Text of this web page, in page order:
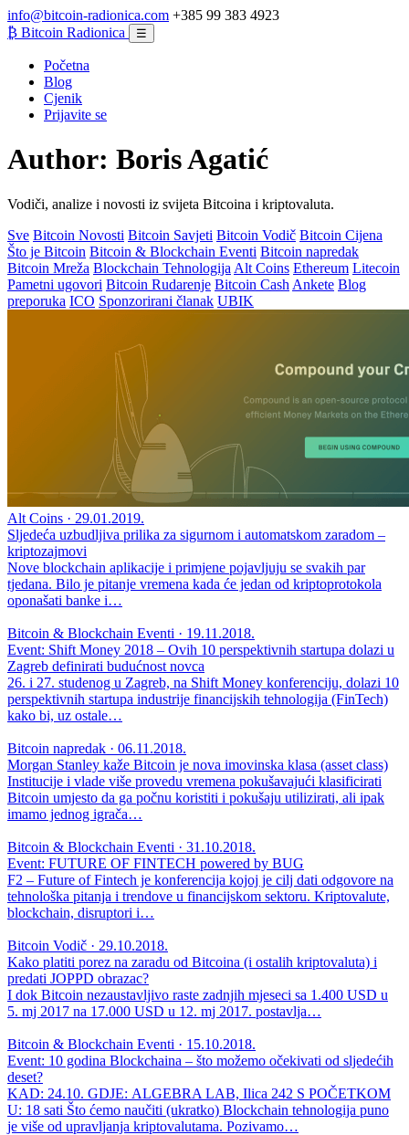
info@bitcoin-radionica.com +385 99 383 4923
₿ Bitcoin Radionica ☰
Početna
Blog
Cjenik
Prijavite se
Author: Boris Agatić
Vodiči, analize i novosti iz svijeta Bitcoina i kriptovaluta.
Sve Bitcoin Novosti Bitcoin Savjeti Bitcoin Vodič Bitcoin Cijena
Što je Bitcoin Bitcoin & Blockchain Eventi Bitcoin napredak
Bitcoin Mreža Blockchain Tehnologija Alt Coins Ethereum Litecoin
Pametni ugovori Bitcoin Rudarenje Bitcoin Cash Ankete Blog
preporuka ICO Sponzorirani članak UBIK
Alt Coins · 29.01.2019.
Sljedeća uzbudljiva prilika za sigurnom i automatskom zaradom –
kriptozajmovi
Nove blockchain aplikacije i primjene pojavljuju se svakih par
tjedana. Bilo je pitanje vremena kada će jedan od kriptoprotokola
oponašati banke i…
Bitcoin & Blockchain Eventi · 19.11.2018.
Event: Shift Money 2018 – Ovih 10 perspektivnih startupa dolazi u
Zagreb definirati budućnost novca
26. i 27. studenog u Zagreb, na Shift Money konferenciju, dolazi 10
perspektivnih startupa industrije financijskih tehnologija (FinTech)
kako bi, uz ostale…
Bitcoin napredak · 06.11.2018.
Morgan Stanley kaže Bitcoin je nova imovinska klasa (asset class)
Institucije i vlade više provedu vremena pokušavajući klasificirati
Bitcoin umjesto da ga počnu koristiti i pokušaju utilizirati, ali ipak
imamo jednog igrača…
Bitcoin & Blockchain Eventi · 31.10.2018.
Event: FUTURE OF FINTECH powered by BUG
F2 – Future of Fintech je konferencija kojoj je cilj dati odgovore na
tehnološka pitanja i trendove u financijskom sektoru. Kriptovalute,
blockchain, disruptori i…
Bitcoin Vodič · 29.10.2018.
Kako platiti porez na zaradu od Bitcoina (i ostalih kriptovaluta) i
predati JOPPD obrazac?
I dok Bitcoin nezaustavljivo raste zadnjih mjeseci sa 1.400 USD u
5. mj 2017 na 17.000 USD u 12. mj 2017. postavlja…
Bitcoin & Blockchain Eventi · 15.10.2018.
Event: 10 godina Blockchaina – što možemo očekivati od sljedećih
deset?
KAD: 24.10. GDJE: ALGEBRA LAB, Ilica 242 S POČETKOM
U: 18 sati Što ćemo naučiti (ukratko) Blockchain tehnologija puno
je više od upravljanja kriptovalutama. Pozivamo…